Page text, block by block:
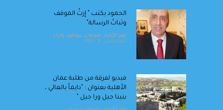
الحمود يكتب " إرثُ الموقف
وثباتُ الرسالة"
اهم الأخبار, منوعات, مواقف واراء
أغسطس 9, 2026
فيديو لفرقة من طلبة عمان
الأهلية بعنوان : "دايماً بالعالي ،
بنينا جيل ورا جيل "